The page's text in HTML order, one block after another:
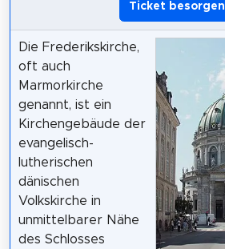
Ticket besorgen
Die Frederikskirche,
oft auch
Marmorkirche
genannt, ist ein
Kirchengebäude der
evangelisch-
lutherischen
dänischen
Volkskirche in
unmittelbarer Nähe
des Schlosses